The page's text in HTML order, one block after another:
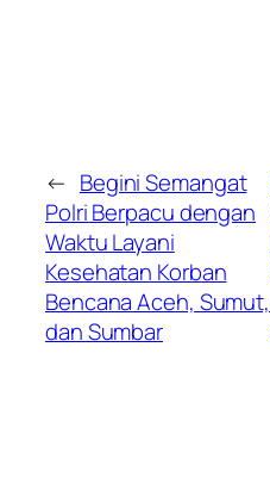
← Begini Semangat
Polri Berpacu dengan
Waktu Layani
Kesehatan Korban
Bencana Aceh, Sumut,
dan Sumbar